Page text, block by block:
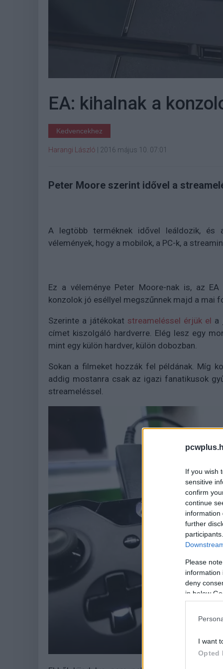
If you wish
sensitive
confirm
continue
information
further
Please
information
deny
in below
I want
Opted
EA: kihalnak a
Kedvencekhez
Harangi László 2016 május 10. 07:01
Peter Moore szerint idővel a
A legtöbb terméknek idővel leáldozik, és
vélemények, hogy a mobilok, a PC-k, a
Ez a véleménye Peter Moore-nak is, az
konzolok jó eséllyel megszűnnek majd a mai
Szerinte a játékokat streameléssel érjük el a
címet kiszolgáló hardverre. Elég lesz egy
mint egy külön hardver, külön dobozban.
Sokan a filmeket hozzák fel példának. Míg
addig mostanra csak az igazi fanatikusok
streameléssel.